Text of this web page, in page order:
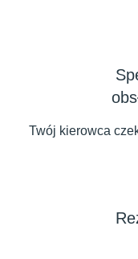
Twój kierowca